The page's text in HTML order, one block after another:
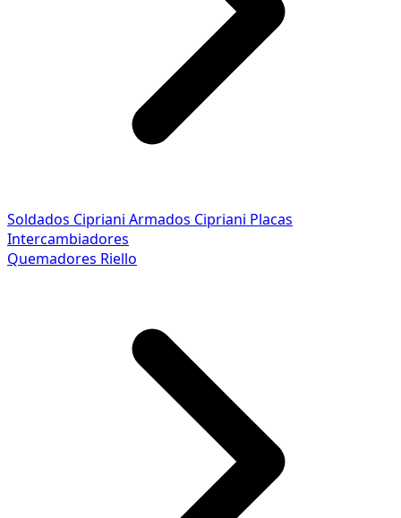
Soldados Cipriani Armados Cipriani Placas
Intercambiadores
Quemadores Riello